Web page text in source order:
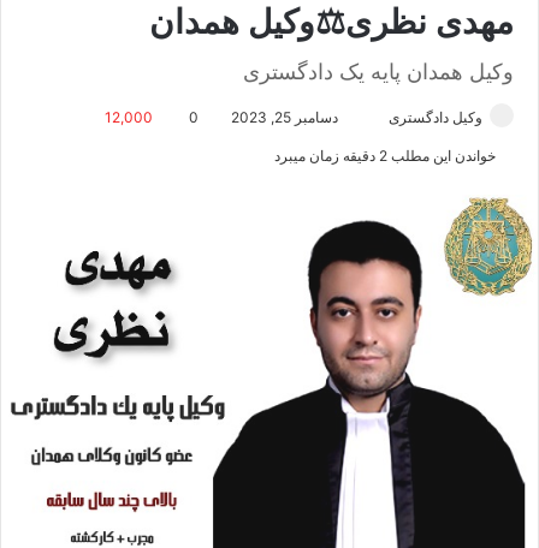
مهدی نظری⚖️وکیل همدان
وکیل همدان پایه یک دادگستری
وکیل دادگستری
ا
ی
ل
دسامبر 25, 2023 0
12,000
خواندن این مطلب 2 دقیقه زمان میبرد